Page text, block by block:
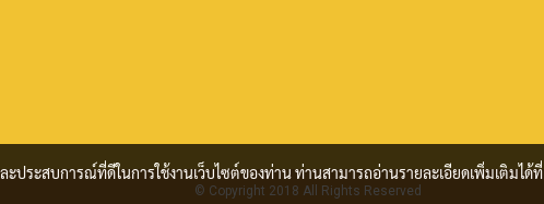
© Copyright 2018 All Rights Reserved
ประสบการณ์ที่ดีในการใช้งานเว็บไซต์ของท่าน ท่านสามารถอ่านรายละเอียดเพิ่มเติมได้ที่